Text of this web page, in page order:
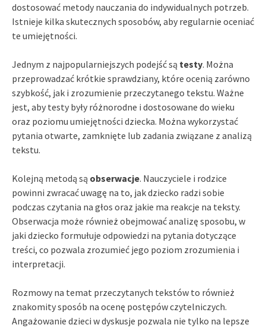
dostosować metody nauczania do indywidualnych potrzeb.
Istnieje kilka skutecznych sposobów, aby regularnie oceniać
te umiejętności.
Jednym z najpopularniejszych podejść są testy. Można
przeprowadzać krótkie sprawdziany, które ocenią zarówno
szybkość, jak i zrozumienie przeczytanego tekstu. Ważne
jest, aby testy były różnorodne i dostosowane do wieku
oraz poziomu umiejętności dziecka. Można wykorzystać
pytania otwarte, zamknięte lub zadania związane z analizą
tekstu.
Kolejną metodą są obserwacje. Nauczyciele i rodzice
powinni zwracać uwagę na to, jak dziecko radzi sobie
podczas czytania na głos oraz jakie ma reakcje na teksty.
Obserwacja może również obejmować analizę sposobu, w
jaki dziecko formułuje odpowiedzi na pytania dotyczące
treści, co pozwala zrozumieć jego poziom zrozumienia i
interpretacji.
Rozmowy na temat przeczytanych tekstów to również
znakomity sposób na ocenę postępów czytelniczych.
Angażowanie dzieci w dyskusje pozwala nie tylko na lepsze